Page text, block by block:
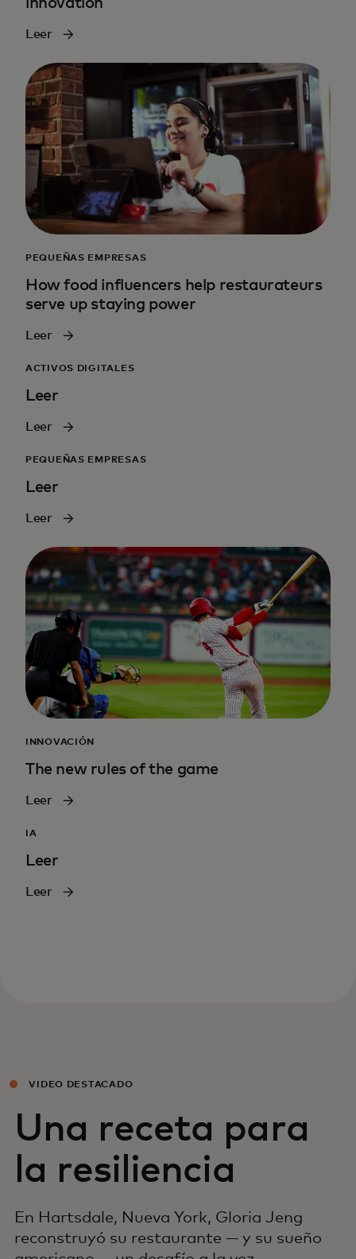
Leer
PEQUEÑAS EMPRESAS
How food influencers help restaurateurs
serve up staying power
Leer
ACTIVOS DIGITALES
Leer
Leer
PEQUEÑAS EMPRESAS
Leer
Leer
INNOVACIÓN
The new rules of the game
Leer
IA
Leer
Leer
VIDEO DESTACADO
Una receta para
la resiliencia
En Hartsdale, Nueva York, Gloria Jeng
reconstruyó su restaurante — y su sueño